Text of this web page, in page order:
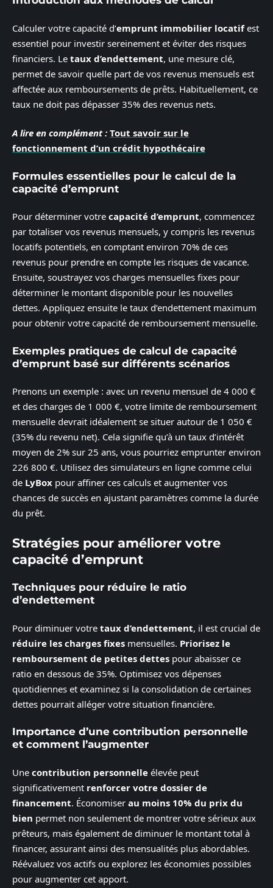
Calculer votre capacité d’emprunt immobilier locatifest
essentiel pour investir sereinement et éviter des risques
financiers. Le taux d’endettement, une mesure clé,
permet de savoir quelle part de vos revenus mensuels est
affectée aux remboursements de prêts. Habituellement, ce
taux ne doit pas dépasser 35% des revenus nets.
A lire en complément : Tout savoir sur le
fonctionnement d’un crédit hypothécaire
Formules essentielles pour le calcul de la
capacité d’emprunt
Pour déterminer votre capacité d’emprunt, commencez
par totaliser vos revenus mensuels, y compris les revenus
locatifs potentiels, en comptant environ 70% de ces
revenus pour prendre en compte les risques de vacance.
Ensuite, soustrayez vos charges mensuelles fixes pour
déterminer le montant disponible pour les nouvelles
dettes. Appliquez ensuite le taux d’endettement maximum
pour obtenir votre capacité de remboursement mensuelle.
Exemples pratiques de calcul de capacité
d’emprunt basé sur différents scénarios
Prenons un exemple : avec un revenu mensuel de 4 000 €
et des charges de 1 000 €, votre limite de remboursement
mensuelle devrait idéalement se situer autour de 1 050 €
(35% du revenu net). Cela signifie qu’à un taux d’intérêt
moyen de 2% sur 25 ans, vous pourriez emprunter environ
226 800 €. Utilisez des simulateurs en ligne comme celui
de LyBox pour affiner ces calculs et augmenter vos
chances de succès en ajustant paramètres comme la durée
du prêt.
Stratégies pour améliorer votre
capacité d’emprunt
Techniques pour réduire le ratio
d’endettement
Pour diminuer votre taux d’endettement, il est crucial de
réduire les charges fixes mensuelles. Priorisez le
remboursement de petites dettes pour abaisser ce
ratio en dessous de 35%. Optimisez vos dépenses
quotidiennes et examinez si la consolidation de certaines
dettes pourrait alléger votre situation financière.
Importance d’une contribution personnelle
et comment l’augmenter
Une contribution personnelle élevée peut
significativement renforcer votre dossier de
financement. Économiser au moins 10% du prix du
bien permet non seulement de montrer votre sérieux aux
prêteurs, mais également de diminuer le montant total à
financer, assurant ainsi des mensualités plus abordables.
Réévaluez vos actifs ou explorez les économies possibles
pour augmenter cet apport.